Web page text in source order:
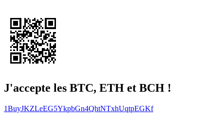
J'accepte les BTC, ETH et BCH !
1BuyJKZLeEG5YkpbGn4QhtNTxhUqtpEGKf